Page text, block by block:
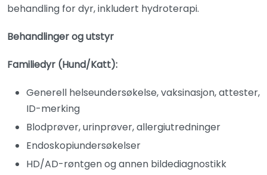
behandling for dyr, inkludert hydroterapi.
Behandlinger og utstyr
Familiedyr (Hund/Katt):
Generell helseundersøkelse, vaksinasjon, attester,
ID-merking
Blodprøver, urinprøver, allergiutredninger
Endoskopiundersøkelser
HD/AD-røntgen og annen bildediagnostikk